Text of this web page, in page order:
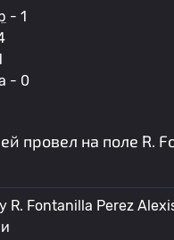
- 1
- 0
провел на поле R.
R. Fontanilla Perez